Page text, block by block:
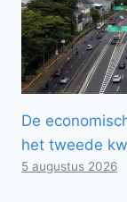
De
het tweede
5 augustus 2026